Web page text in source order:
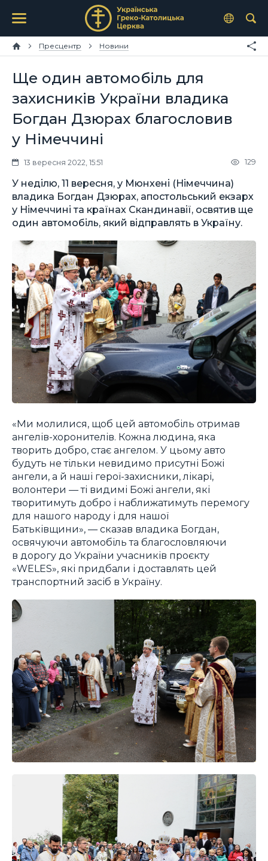
Пресцентр Новини
Ще один автомобіль для
захисників України владика
Богдан Дзюрах благословив
у Німеччині
13 вересня 2022, 15:51 129
У неділю, 11 вересня, у Мюнхені (Німеччина)
владика Богдан Дзюрах, апостольський екзарх
у Німеччині та країнах Скандинавії, освятив ще
один автомобіль, який відправлять в Україну.
«Ми молилися, щоб цей автомобіль отримав
ангелів-хоронителів. Кожна людина, яка
творить добро, стає ангелом. У цьому авто
будуть не тільки невидимо присутні Божі
ангели, а й наші герої-захисники, лікарі,
волонтери — ті видимі Божі ангели, які
творитимуть добро і наближатимуть перемогу
для нашого народу і для нашої
Батьківщини», — сказав владика Богдан,
освячуючи автомобіль та благословляючи
в дорогу до України учасників проєкту
«WELES», які придбали і доставлять цей
транспортний засіб в Україну.